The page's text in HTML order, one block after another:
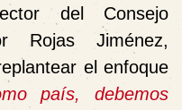
del Consejo
Rojas Jiménez,
el enfoque
país, debemos